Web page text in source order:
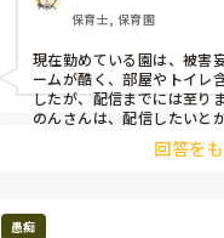
保育士, 保育園
現在勤めている園は、被害
ームが酷く、部屋やトイレ
したが、配信までには至り
のんさんは、配信したいと
回答を
愚痴